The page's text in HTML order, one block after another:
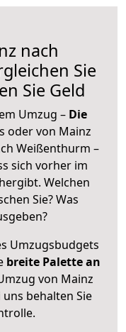
nach
Sie
Sie Geld
Umzug – Die
oder von Mainz
Weißenthurm –
sich vorher im
Welchen
Sie? Was
Umzugsbudgets
breite Palette an
von Mainz
behalten Sie